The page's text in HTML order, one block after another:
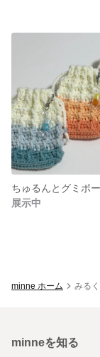
ちゅるんとグミポ
展示中
minne ホーム みる
minneを知る